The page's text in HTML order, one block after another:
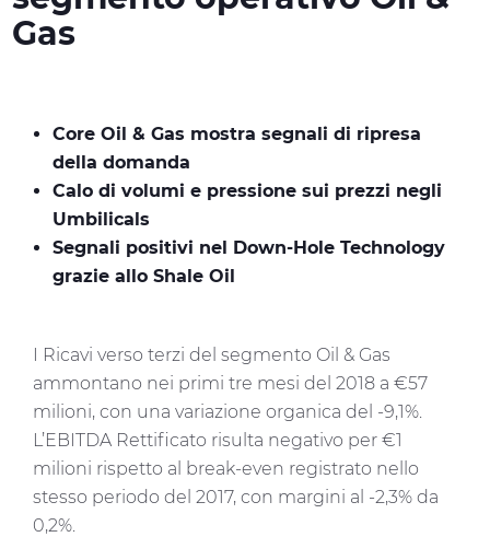
Gas
Core Oil & Gas mostra segnali di ripresa
della domanda
Calo di volumi e pressione sui prezzi negli
Umbilicals
Segnali positivi nel Down-Hole Technology
grazie allo Shale Oil
I Ricavi verso terzi del segmento Oil & Gas
ammontano nei primi tre mesi del 2018 a €57
milioni, con una variazione organica del -9,1%.
L’EBITDA Rettificato risulta negativo per €1
milioni rispetto al break-even registrato nello
stesso periodo del 2017, con margini al -2,3% da
0,2%.